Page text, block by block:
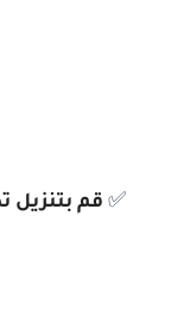
✅ قم بتنزيل